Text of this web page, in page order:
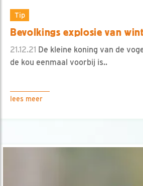
Tip
Bevolkings explosie van
21.12.21 De kleine koning van de
de kou eenmaal voorbij is..
lees meer